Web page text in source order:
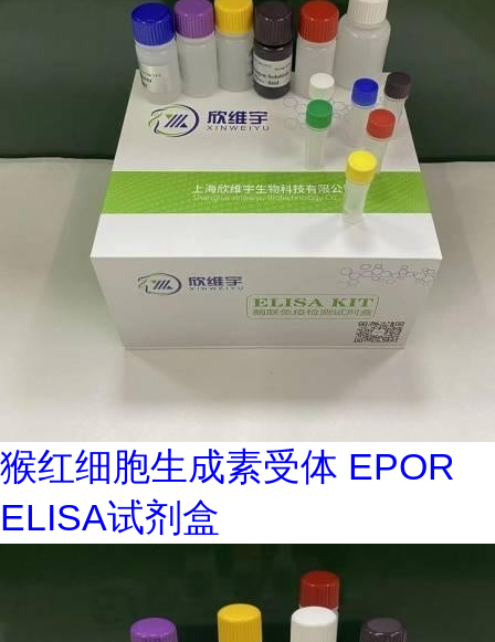
猴红细胞生成素受体 EPOR
ELISA试剂盒